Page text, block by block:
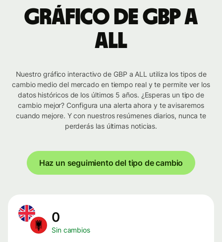
Gráfico de GBP a
ALL
Nuestro gráfico interactivo de GBP a ALL utiliza los tipos de
cambio medio del mercado en tiempo real y te permite ver los
datos históricos de los últimos 5 años. ¿Esperas un tipo de
cambio mejor? Configura una alerta ahora y te avisaremos
cuando mejore. Y con nuestros resúmenes diarios, nunca te
perderás las últimas noticias.
Haz un seguimiento del tipo de cambio
0
Sin cambios